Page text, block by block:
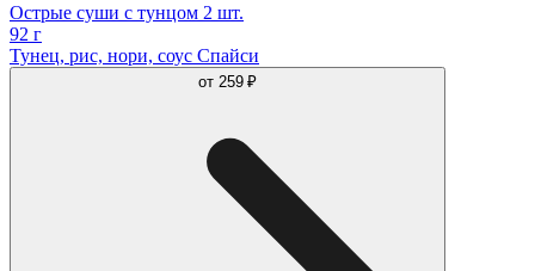
Острые суши с тунцом 2 шт.
92 г
Тунец, рис, нори, соус Спайси
от 259 ₽